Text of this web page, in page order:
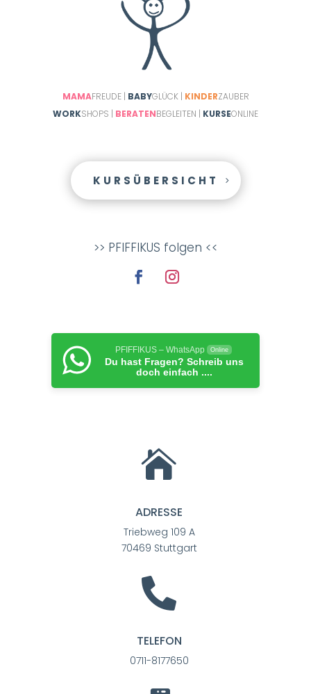
MAMAFREUDE | BABYGLÜCK | KINDERZAUBER
WORKSHOPS | BERATENBEGLEITEN | KURSEONLINE
KURSÜBERSICHT
>> PFIFFIKUS folgen <<
PFIFFIKUS – WhatsApp Online
Du hast Fragen? Schreib uns
doch einfach ....

ADRESSE
Triebweg 109 A
70469 Stuttgart

TELEFON
0711-8177650